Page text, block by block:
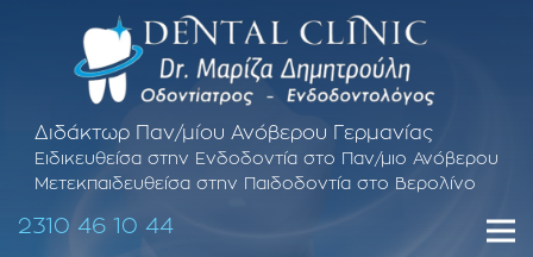
Διδάκτωρ Παν/μίου Ανόβερου Γερμανίας
Ειδικευθείσα στην Ενδοδοντία στο Παν/μιο Ανόβερου
Μετεκπαιδευθείσα στην Παιδοδοντία στο Βερολίνο
2310 46 10 44